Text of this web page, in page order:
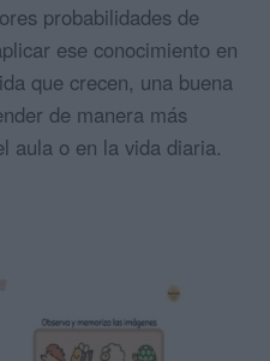
probabilidades de
ese conocimiento en
que crecen, una buena
de manera más
aula o en la vida diaria.